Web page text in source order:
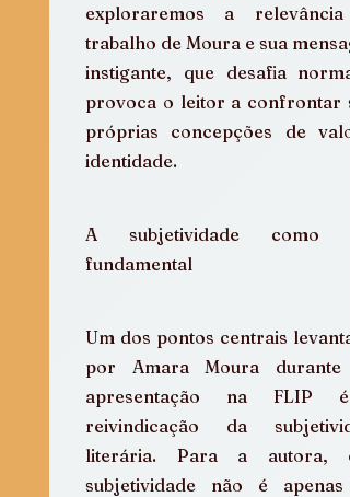
exploraremos a relevância
trabalho de Moura e sua
instigante, que desafia
provoca o leitor a confrontar
próprias concepções de
identidade.
A subjetividade como
fundamental
Um dos pontos centrais
por Amara Moura durante
apresentação na FLIP
reivindicação da
literária. Para a autora,
subjetividade não é apenas